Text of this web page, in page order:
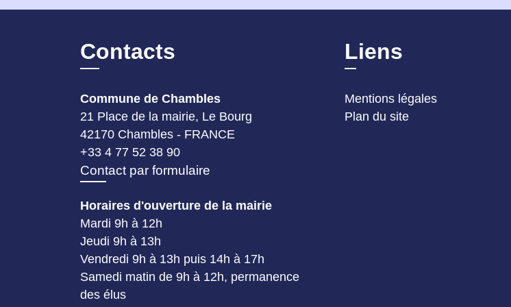
Contacts
Commune de Chambles
21 Place de la mairie, Le Bourg
42170 Chambles - FRANCE
+33 4 77 52 38 90
Contact par formulaire
Horaires d'ouverture de la mairie
Mardi 9h à 12h
Jeudi 9h à 13h
Vendredi 9h à 13h puis 14h à 17h
Samedi matin de 9h à 12h, permanence
des élus
Liens
Mentions légales
Plan du site